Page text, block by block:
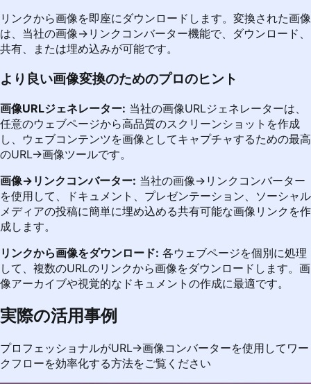
リンクから画像を即座にダウンロードします。変換された画像
は、当社の画像→リンクコンバーター機能で、ダウンロード、
共有、または埋め込みが可能です。
より良い画像変換のためのプロのヒント
画像URLジェネレーター: 当社の画像URLジェネレーターは、
任意のウェブページから高品質のスクリーンショットを作成
し、ウェブコンテンツを画像としてキャプチャするための最高
のURL→画像ツールです。
画像→リンクコンバーター: 当社の画像→リンクコンバーター
を使用して、ドキュメント、プレゼンテーション、ソーシャル
メディアの投稿に簡単に埋め込める共有可能な画像リンクを作
成します。
リンクから画像をダウンロード: 各ウェブページを個別に処理
して、複数のURLのリンクから画像をダウンロードします。画
像アーカイブや視覚的なドキュメントの作成に最適です。
実際の活用事例
プロフェッショナルがURL→画像コンバーターを使用してワー
クフローを効率化する方法をご覧ください